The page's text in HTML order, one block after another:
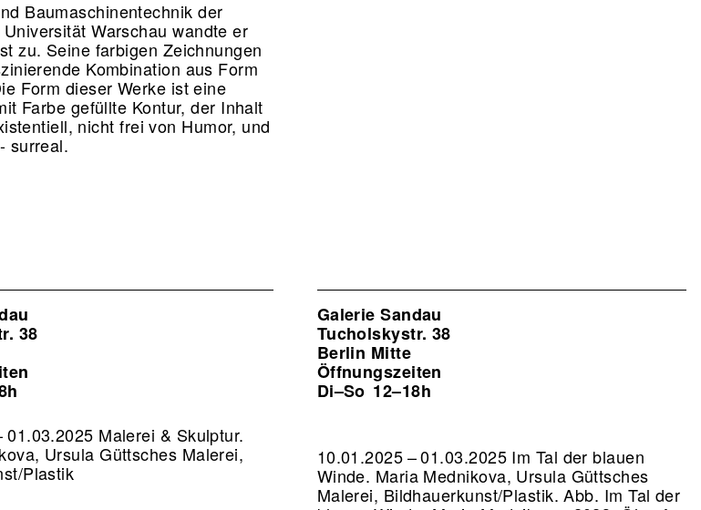
Baumaschinentechnik der
Warschau wandte er
zu. Seine farbigen Zeichnungen
Kombination aus Form
Form dieser Werke ist eine
Farbe gefüllte Kontur, der Inhalt
nicht frei von Humor, und
surreal.
38
01.03.2025 Malerei & Skulptur.
Ursula Güttsches Malerei,
Plastik
Galerie Sandau
Tucholskystr. 38
Berlin Mitte
Öffnungszeiten
Di–So 12–18h
10.01.2025 – 01.03.2025 Im Tal der blauen
Winde. Maria Mednikova, Ursula Güttsches
Malerei, Bildhauerkunst/Plastik.Abb. Im Tal der